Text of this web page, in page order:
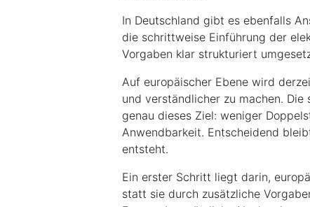
In Deutschland gibt es ebenfalls
die schrittweise Einführung der
Vorgaben klar strukturiert
Auf europäischer Ebene wird
und verständlicher zu machen.
genau dieses Ziel: weniger
Anwendbarkeit. Entscheidend
entsteht.
Ein erster Schritt liegt darin,
statt sie durch zusätzliche